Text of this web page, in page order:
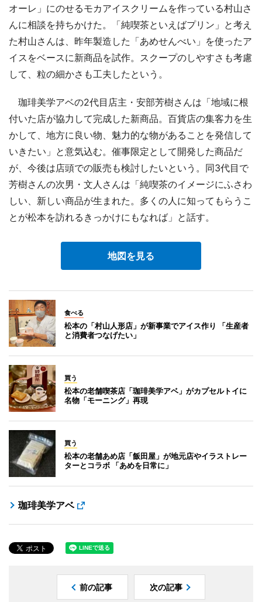
オーレ」にのせるモカアイスクリームを作っている村山さ
んに相談を持ちかけた。「純喫茶といえばプリン」と考え
た村山さんは、昨年製造した「あめせんべい」を使ったア
イスをベースに新商品を試作。スクープのしやすさも考慮
して、粒の細かさも工夫したという。
珈琲美学アベの2代目店主・安部芳樹さんは「地域に根
付いた店が協力して完成した新商品。百貨店の集客力を生
かして、地方に良い物、魅力的な物があることを発信して
いきたい」と意気込む。催事限定として開発した商品だ
が、今後は店頭での販売も検討したいという。同3代目で
芳樹さんの次男・文人さんは「純喫茶のイメージにふさわ
しい、新しい商品が生まれた。多くの人に知ってもらうこ
とが松本を訪れるきっかけにもなれば」と話す。
地図を見る
食べる
松本の「村山人形店」が新事業でアイス作り 「生産者
と消費者つなげたい」
買う
松本の老舗喫茶店「珈琲美学アベ」がカプセルトイに
名物「モーニング」再現
買う
松本の老舗あめ店「飯田屋」が地元店やイラストレー
ターとコラボ 「あめを日常に」
珈琲美学アベ
前の記事 次の記事